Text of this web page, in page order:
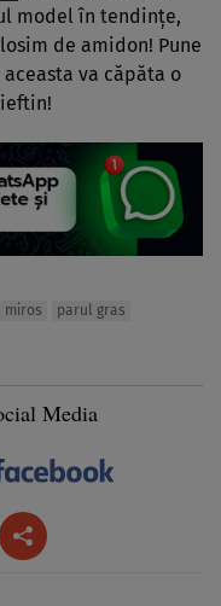
model în tendinţe,
de amidon! Pune
va căpăta o
miros
parul gras
Media